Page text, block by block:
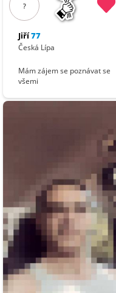
?
Jiří77
Česká Lípa
Mám zájem se poznávat se
všemi